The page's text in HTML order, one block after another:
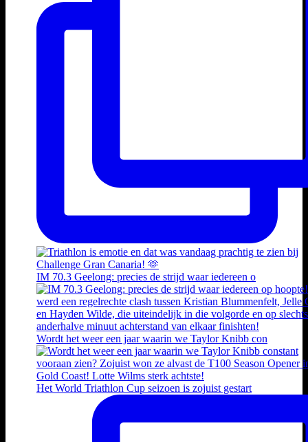
IM 70.3 Geelong: precies de strijd waar iedereen o
Wordt het weer een jaar waarin we Taylor Knibb con
Het World Triathlon Cup seizoen is zojuist gestart